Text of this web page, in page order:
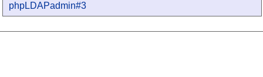
phpLDAPadmin#3